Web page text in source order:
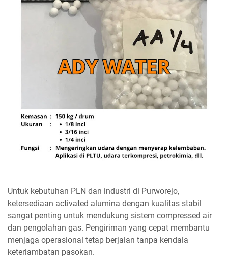
Untuk kebutuhan PLN dan industri di Purworejo,
ketersediaan activated alumina dengan kualitas stabil
sangat penting untuk mendukung sistem compressed air
dan pengolahan gas. Pengiriman yang cepat membantu
menjaga operasional tetap berjalan tanpa kendala
keterlambatan pasokan.